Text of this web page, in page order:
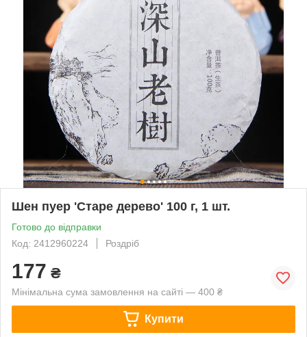
Шен пуер 'Старе дерево' 100 г, 1 шт.
Готово до відправки
Код: 2412960224
Роздріб
177 ₴
Мінімальна сума замовлення на сайті — 400 ₴
Купити